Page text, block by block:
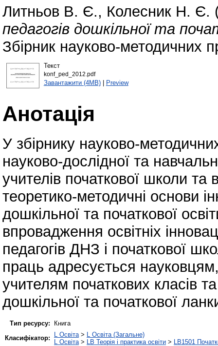
Литньов В. Є., Колесник Н. Є.
педагогів дошкільної та
Збірник науково-
Текст
konf_ped_2012.pdf
Завантажити (4MB)| Preview
Анотація
У збірнику науково-
науково-дослідної та
учителів початкової школи та
теоретико-методичні основи
дошкільної та початкової
впровадження освітніх
педагогів ДНЗ і початкової
праць адресується
учителям початкових класів
дошкільної та початкової
Тип ресурсу:
Книга
Класифікатор:
L Освіта > L Освіта (Загальне)
L Освіта > LB Теорія і практика освіти > LB1501